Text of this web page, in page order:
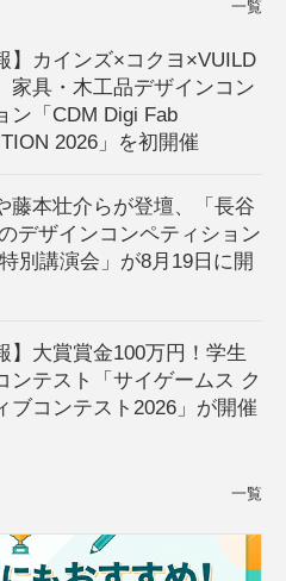
一覧
】カインズ×コクヨ×VUILD
家具・木工品デザインコン
ン「CDM Digi Fab
2026」を初開催
藤本壮介らが登壇、「長谷
デザインコンペティション
別講演会」が8月19日に開
】大賞賞金100万円！学生
ンテスト「サイゲームス ク
ブコンテスト2026」が開催
一覧